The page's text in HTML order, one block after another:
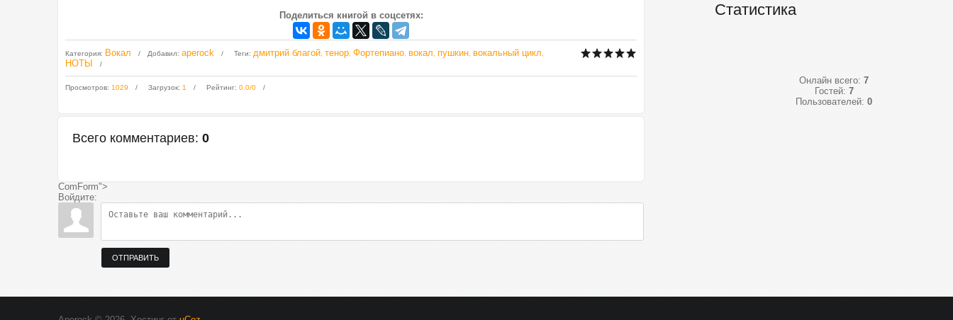
Поделиться книгой в соцсетях:
Категория: Вокал Добавил: aperock Теги: дмитрий благой тенор Фортепиано вокал пушкин вокальный цикл
НОТЫ
Просмотров: 1029 Загрузок: 1 Рейтинг: 0.0/0
Всего комментариев: 0
ComForm">
Войдите:
ОТПРАВИТЬ
Статистика
Онлайн всего: 7
Гостей: 7
Пользователей: 0